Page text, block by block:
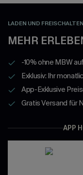
LADEN UND
MEHR
-10% ohne MBW
Exklusiv: Ihr
App-Exklusive
Gratis Versand für
APP